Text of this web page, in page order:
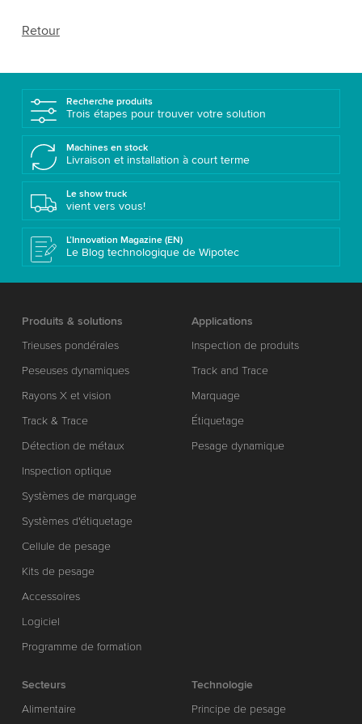
Retour
Recherche produits
Trois étapes pour trouver votre solution
Machines en stock
Livraison et installation à court terme
Le show truck
vient vers vous!
L’Innovation Magazine (EN)
Le Blog technologique de Wipotec
Produits & solutions
Trieuses pondérales
Peseuses dynamiques
Rayons X et vision
Track & Trace
Détection de métaux
Inspection optique
Systèmes de marquage
Systèmes d'étiquetage
Cellule de pesage
Kits de pesage
Accessoires
Logiciel
Programme de formation
Applications
Inspection de produits
Track and Trace
Marquage
Étiquetage
Pesage dynamique
Secteurs
Alimentaire
Technologie
Principe de pesage